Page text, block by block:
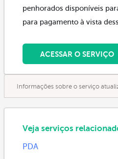
penhorados disponíveis
para pagamento à vista
ACESSAR O SERVIÇO
Informações sobre o serviço
Veja serviços
PDA